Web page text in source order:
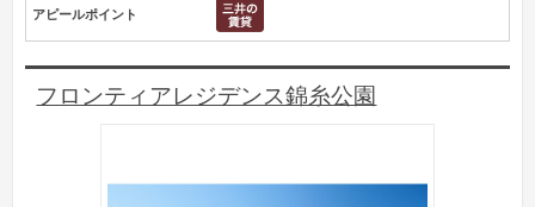
アピールポイント
フロンティアレジデンス錦糸公園